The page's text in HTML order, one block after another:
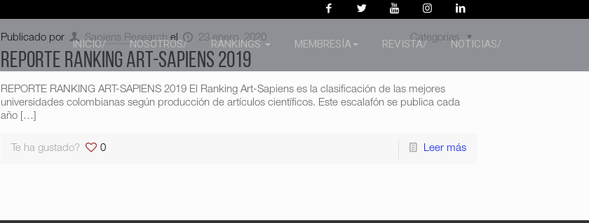
INICIO/ NOSOTROS/ RANKINGS MEMBRESÍA REVISTA/ NOTICIAS/
Publicado por Sapiens Research el 23 enero, 2020 Categorias
REPORTE RANKING ART-SAPIENS 2019
REPORTE RANKING ART-SAPIENS 2019 El Ranking Art-Sapiens es la clasificación de las mejores
universidades colombianas según producción de artículos científicos. Este escalafón se publica cada
año[…]
Te ha gustado? 0 Leer más